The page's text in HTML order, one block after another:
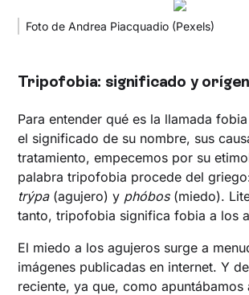
Foto de Andrea Piacquadio (Pexels)
Tripofobia: significado y
Para entender qué es la llamada
el significado de su nombre, sus
tratamiento, empecemos por su
palabra tripofobia procede del
trýpa(agujero) y phóbos(miedo).
tanto, tripofobia significa fobia a los
El miedo a los agujeros surge a
imágenes publicadas en internet. Y
reciente, ya que, como apuntábamos